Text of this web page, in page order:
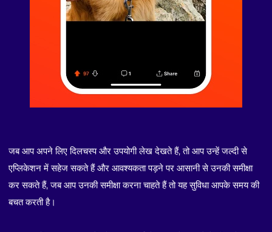
जब आप अपने लिए दिलचस्प और उपयोगी लेख देखते हैं, तो आप उन्हें जल्दी से
एप्लिकेशन में सहेज सकते हैं और आवश्यकता पड़ने पर आसानी से उनकी समीक्षा
कर सकते हैं, जब आप उनकी समीक्षा करना चाहते हैं तो यह सुविधा आपके समय की
बचत करती है।